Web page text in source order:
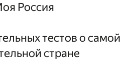
Россия
тестов о самой
стране